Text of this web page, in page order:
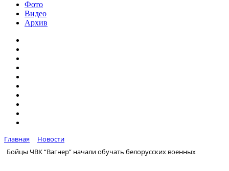
Фото
Видео
Архив
Главная
Новости
Бойцы ЧВК “Вагнер” начали обучать белорусских военных